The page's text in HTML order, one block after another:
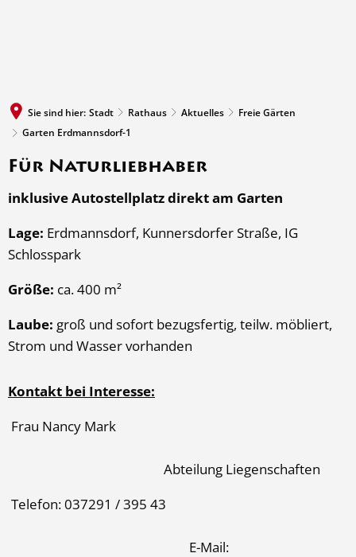
Sie sind hier: Stadt Rathaus Aktuelles
Freie Gärten
Garten Erdmannsdorf-1
Garten
Erdmannsdorf-
1
Für Naturliebhaber
inklusive Autostellplatz direkt am Garten
Lage: Erdmannsdorf, Kunnersdorfer Straße, IG
Schlosspark
Größe: ca. 400 m²
Laube: groß und sofort bezugsfertig, teilw. möbliert,
Strom und Wasser vorhanden
Kontakt bei Interesse:
Frau Nancy Mark
Abteilung Liegenschaften
Telefon: 037291 / 395 43
E-Mail: